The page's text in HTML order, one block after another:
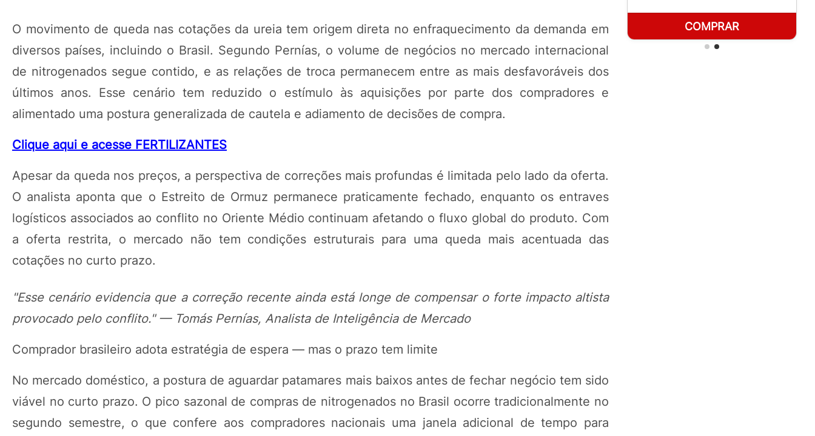
O movimento de queda nas cotações da ureia tem origem direta no enfraquecimento da demanda em
diversos países, incluindo o Brasil. Segundo Pernías, o volume de negócios no mercado internacional
de nitrogenados segue contido, e as relações de troca permanecem entre as mais desfavoráveis dos
últimos anos. Esse cenário tem reduzido o estímulo às aquisições por parte dos compradores e
alimentado uma postura generalizada de cautela e adiamento de decisões de compra.
Clique aqui e acesse FERTILIZANTES
Apesar da queda nos preços, a perspectiva de correções mais profundas é limitada pelo lado da oferta.
O analista aponta que o Estreito de Ormuz permanece praticamente fechado, enquanto os entraves
logísticos associados ao conflito no Oriente Médio continuam afetando o fluxo global do produto. Com
a oferta restrita, o mercado não tem condições estruturais para uma queda mais acentuada das
cotações no curto prazo.
"Esse cenário evidencia que a correção recente ainda está longe de compensar o forte impacto altista
provocado pelo conflito." — Tomás Pernías, Analista de Inteligência de Mercado
Comprador brasileiro adota estratégia de espera — mas o prazo tem limite
No mercado doméstico, a postura de aguardar patamares mais baixos antes de fechar negócio tem sido
viável no curto prazo. O pico sazonal de compras de nitrogenados no Brasil ocorre tradicionalmente no
segundo semestre, o que confere aos compradores nacionais uma janela adicional de tempo para
COMPRAR COMPRAR